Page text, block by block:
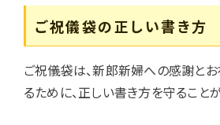
ご祝儀袋の正しい書き方
ご祝儀袋は、新郎新婦への感謝と
るために、正しい書き方を守ること